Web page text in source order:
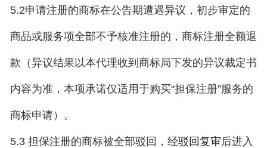
5.2申请注册的商标在公告期遭遇异议，初步审定的
商品或服务项全部不予核准注册的，商标注册全额退
款（异议结果以本代理收到商标局下发的异议裁定书
内容为准，本项承诺仅适用于购买“担保注册”服务的
商标申请）。
5.3 担保注册的商标被全部驳回，经驳回复审后进入